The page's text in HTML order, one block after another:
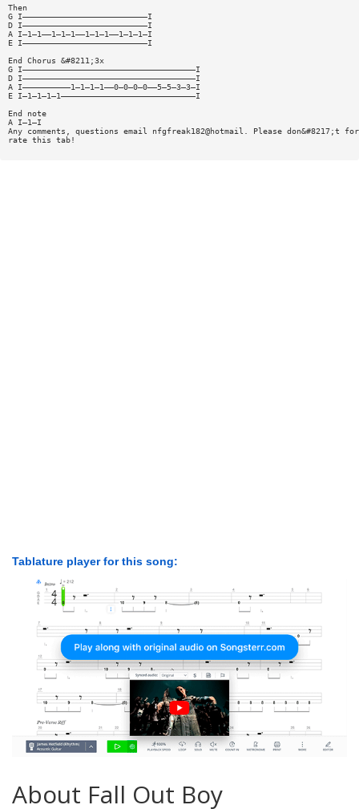
Then
G I——————————————————————————I
D I——————————————————————————I
A I—1—1——1—1—1——1—1—1——1—1—1—I
E I——————————————————————————I
End Chorus &#8211;3x
G I————————————————————————————————————I
D I————————————————————————————————————I
A I——————————1—1—1—1——0—0—0—0——5—5—3—3—I
E I—1—1—1—1————————————————————————————I
End note
A I—1—I
Any comments, questions email nfgfreak182@hotmail. Please don&#8217;t
rate this tab!
Tablature player for this song:
About Fall Out Boy